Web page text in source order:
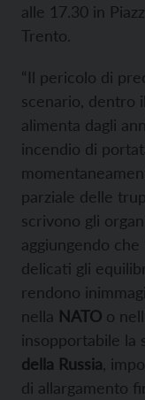
alle 17.30 in
Trento.
“Il pericolo di
scenario, dentro
alimenta dagli
incendio di
parziale delle
scrivono gli
aggiungendo
delicati gli
rendono
nella NATO o
insopportabile la
della Russia ,
di allargamento